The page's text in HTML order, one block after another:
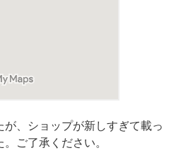
、ショップが新しすぎて載っ
ご了承ください。